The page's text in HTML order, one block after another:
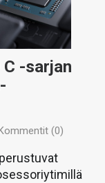
-sarjan
Kommentit (0)